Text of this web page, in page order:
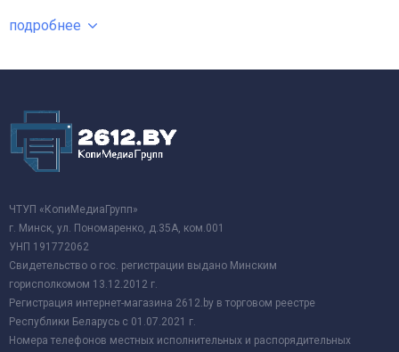
подробнее
ЧТУП «КопиМедиаГрупп»
г. Минск, ул. Пономаренко, д.35А, ком.001
УНП 191772062
Свидетельство о гос. регистрации выдано Минским
горисполкомом 13.12.2012 г.
Регистрация интернет-магазина 2612.by в торговом реестре
Республики Беларусь с 01.07.2021 г.
Номера телефонов местных исполнительных и распорядительных